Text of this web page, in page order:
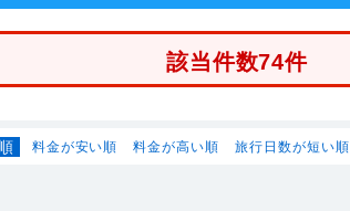
該当件数74件
料金が安い順 料金が高い順 旅行日数が短い順